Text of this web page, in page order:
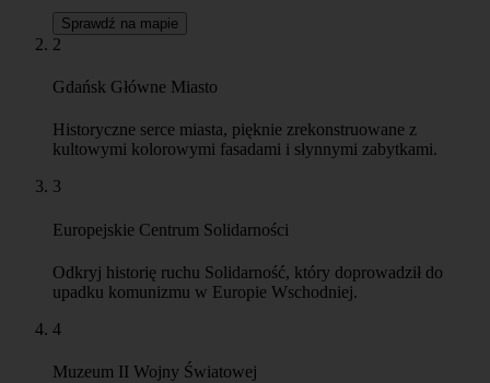
Sprawdź na mapie
2
Gdańsk Główne Miasto
Historyczne serce miasta, pięknie zrekonstruowane z
kultowymi kolorowymi fasadami i słynnymi zabytkami.
3
Europejskie Centrum Solidarności
Odkryj historię ruchu Solidarność, który doprowadził do
upadku komunizmu w Europie Wschodniej.
4
Muzeum II Wojny Światowej